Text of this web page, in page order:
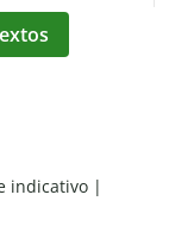
indicativo |